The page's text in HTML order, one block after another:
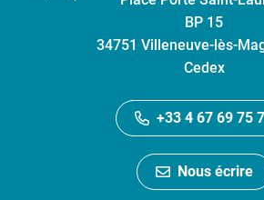
BP 15
34751 Villeneuve-lès-
Cedex
+33 4 67 69 75
Nous écrire